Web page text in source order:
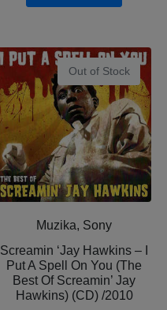
Out of Stock
Muzika, Sony
Screamin ‘Jay Hawkins – I
Put A Spell On You (The
Best Of Screamin’ Jay
Hawkins) (CD) /2010